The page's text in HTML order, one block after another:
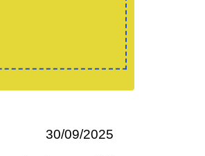
30/09/2025